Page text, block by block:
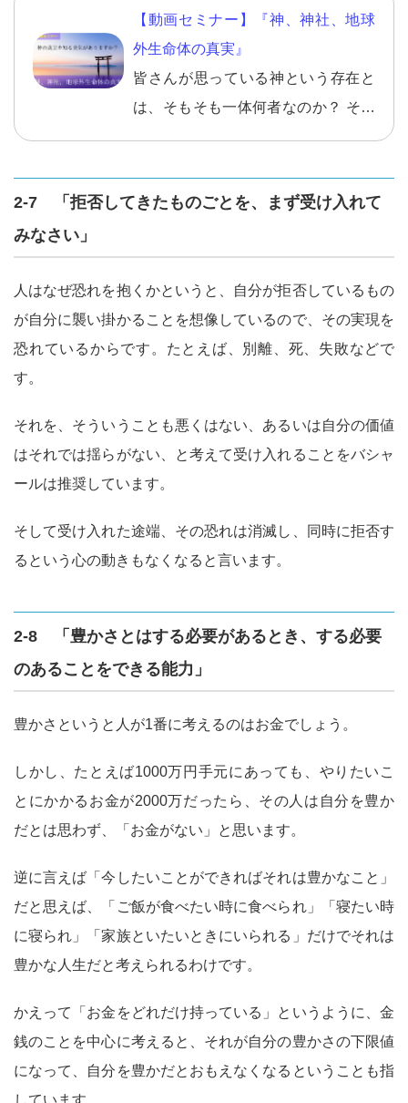
【動画セミナー】『神、神社、地球
外生命体の真実』
皆さんが思っている神という存在と
は、そもそも一体何者なのか？ そし
これからどう関わっていったら良い
本当に必要な情報ですし、知ってお
きべき情報ですので、 ぜひ、神、神
社、地球外生命体の真実を知ってく
ださい。
2-7 「拒否してきたものごとを、まず受け入れて
みなさい」
人はなぜ恐れを抱くかというと、自分が拒否しているもの
が自分に襲い掛かることを想像しているので、その実現を
恐れているからです。たとえば、別離、死、失敗などで
す。
それを、そういうことも悪くはない、あるいは自分の価値
はそれでは揺らがない、と考えて受け入れることをバシャ
ールは推奨しています。
そして受け入れた途端、その恐れは消滅し、同時に拒否す
るという心の動きもなくなると言います。
2-8 「豊かさとはする必要があるとき、する必要
のあることをできる能力」
豊かさというと人が1番に考えるのはお金でしょう。
しかし、たとえば1000万円手元にあっても、やりたいこ
とにかかるお金が2000万だったら、その人は自分を豊か
だとは思わず、「お金がない」と思います。
逆に言えば「今したいことができればそれは豊かなこと」
だと思えば、「ご飯が食べたい時に食べられ」「寝たい時
に寝られ」「家族といたいときにいられる」だけでそれは
豊かな人生だと考えられるわけです。
かえって「お金をどれだけ持っている」というように、金
銭のことを中心に考えると、それが自分の豊かさの下限値
になって、自分を豊かだとおもえなくなるということも指